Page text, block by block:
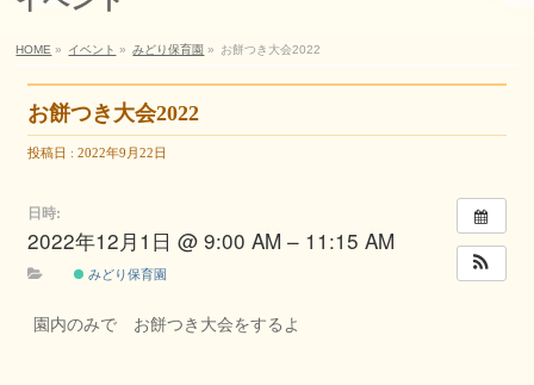
HOME » イベント » みどり保育園 » お餅つき大会2022
お餅つき大会2022
投稿日 : 2022年9月22日
日時:
2022年12月1日 @ 9:00 AM – 11:15 AM
みどり保育園
園内のみで お餅つき大会をするよ